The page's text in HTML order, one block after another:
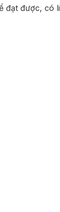
được,